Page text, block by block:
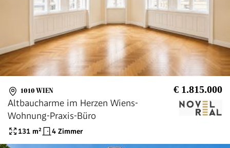
1010 WIEN € 1.815.000
Altbaucharme im Herzen Wiens-
Wohnung-Praxis-Büro
131 m² 4 Zimmer